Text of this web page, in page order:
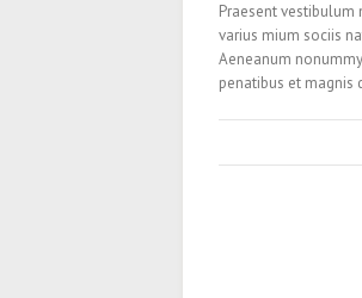
Praesent vestibulum
varius mium sociis
Aeneanum
penatibus et magnis